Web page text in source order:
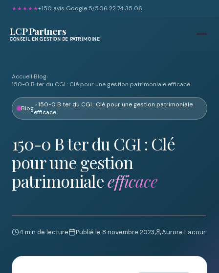
★★★★★+150 avis Google 5/506 22 74 35 06
LCP Partners
CONSEIL EN GESTION DE PATRIMOINE
Accueil›Blog›
150-0 B ter du CGI : Clé pour une gestion patrimoniale efficace
Blog › 150-0 B ter du CGI : Clé pour une gestion patrimoniale
efficace
150-0 B ter du CGI : Clé
pour une gestion
patrimonialeefficace
4 min de lecture Publié le 8 novembre 2023 Aurore Lacour